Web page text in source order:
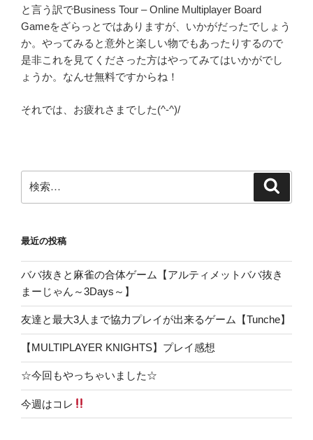
と言う訳でBusiness Tour – Online Multiplayer Board
Gameをざらっとではありますが、いかがだったでしょう
か。やってみると意外と楽しい物でもあったりするので
是非これを見てくださった方はやってみてはいかがでし
ょうか。なんせ無料ですからね！
それでは、お疲れさまでした(^‐^)/
索:
最近の投稿
ババ抜きと麻雀の合体ゲーム【アルティメットババ抜き
まーじゃん～3Days～】
友達と最大3人まで協力プレイが出来るゲーム【Tunche】
【MULTIPLAYER KNIGHTS】プレイ感想
☆今回もやっちゃいました☆
今週はコレ